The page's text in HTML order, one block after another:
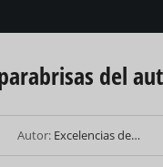
del
Autor: Excelencias de…